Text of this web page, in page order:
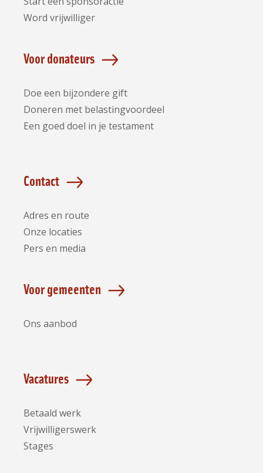
Word vrijwilliger
Voor donateurs
Doe een bijzondere gift
Doneren met belastingvoordeel
Een goed doel in je testament
Contact
Adres en route
Onze locaties
Pers en media
Voor gemeenten
Ons aanbod
Vacatures
Betaald werk
Vrijwilligerswerk
Stages